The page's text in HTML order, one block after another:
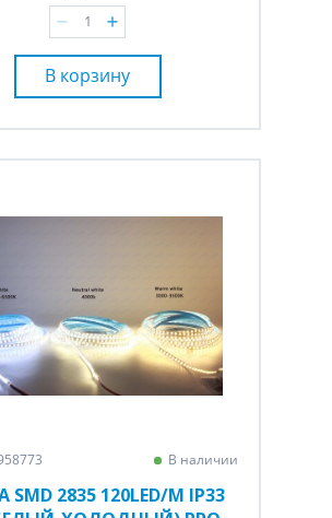
В корзину
В наличии
SMD 2835 120LED/M IP33